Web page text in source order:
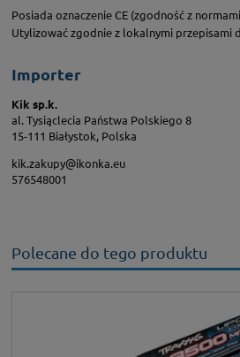
Posiada oznaczenie CE (zgodność z
Utylizować zgodnie z lokalnymi przepisami
Importer
Kik sp.k.
al. Tysiąclecia Państwa Polskiego 8
15-111 Białystok, Polska
kik.zakupy@ikonka.eu
576548001
Polecane do tego produktu